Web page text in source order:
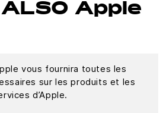
Apple
vous fournira toutes les
sur les produits et les
d’Apple.